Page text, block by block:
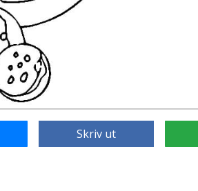
Skriv ut